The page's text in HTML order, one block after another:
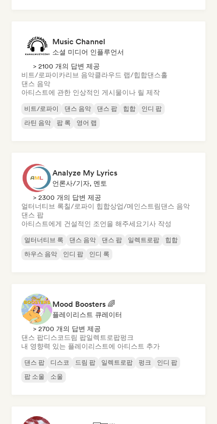
Music Channel
소셜 미디어 인플루언서
> 2100 개의 답변 제공
비트/로파이카리브 음악클라우드 랩/힙합댄스홀
댄스 음악
아티스트에 관한 인상적인 게시물이나 릴 제작
비트/로파이 댄스 음악 댄스 팝 힙합
인디 팝
라틴 음악
팝 록 영어 랩
Analyze My Lyrics
언론사/기자, 멘토
> 2300 개의 답변 제공
얼터너티브 록칠/로파이 힙합상업/메인스트림댄스 음악
댄스 팝
아티스트에게 건설적인 조언을 해주세요기사 작성
얼터너티브 록 댄스 음악 댄스 팝 일렉트로팝
힙합
하우스 음악
인디 팝 인디 록
Mood Boosters 🌈
플레이리스트 큐레이터
> 2700 개의 답변 제공
댄스 팝디스코 드림 팝일렉트로팝펑크
내 영향력 있는 플레이리스트에 아티스트 추가
댄스 팝 디스코 드림 팝 일렉트로팝 펑크
인디 팝
팝 소울
소울